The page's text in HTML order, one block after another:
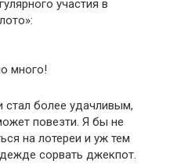
участия в
много!
более удачливым,
повезти. Я бы не
на лотереи и уж тем
сорвать джекпот.